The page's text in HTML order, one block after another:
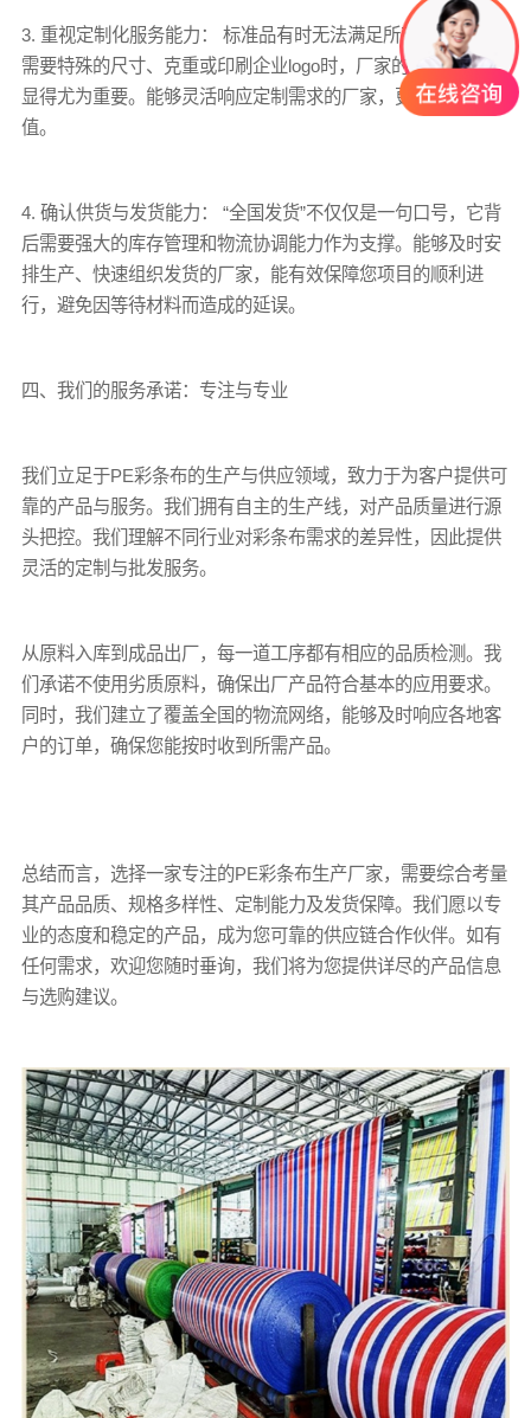
3. 重视定制化服务能力： 标准品有时无法满足所有需求。当您
需要特殊的尺寸、克重或印刷企业logo时，厂家的定制能力就
显得尤为重要。能够灵活响应定制需求的厂家，更具合作价
值。
4. 确认供货与发货能力： “全国发货”不仅仅是一句口号，它背
后需要强大的库存管理和物流协调能力作为支撑。能够及时安
排生产、快速组织发货的厂家，能有效保障您项目的顺利进
行，避免因等待材料而造成的延误。
四、我们的服务承诺：专注与专业
我们立足于PE彩条布的生产与供应领域，致力于为客户提供可
靠的产品与服务。我们拥有自主的生产线，对产品质量进行源
头把控。我们理解不同行业对彩条布需求的差异性，因此提供
灵活的定制与批发服务。
从原料入库到成品出厂，每一道工序都有相应的品质检测。我
们承诺不使用劣质原料，确保出厂产品符合基本的应用要求。
同时，我们建立了覆盖全国的物流网络，能够及时响应各地客
户的订单，确保您能按时收到所需产品。
总结而言，选择一家专注的PE彩条布生产厂家，需要综合考量
其产品品质、规格多样性、定制能力及发货保障。我们愿以专
业的态度和稳定的产品，成为您可靠的供应链合作伙伴。如有
任何需求，欢迎您随时垂询，我们将为您提供详尽的产品信息
与选购建议。